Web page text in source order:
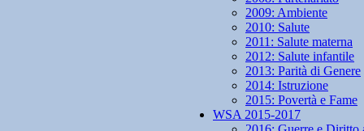
2009: Ambiente
2010: Salute
2011: Salute materna
2012: Salute infantile
2013: Parità di Genere
2014: Istruzione
2015: Povertà e Fame
WSA 2015-2017